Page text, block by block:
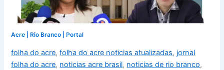
Acre Rio Branco Portal
folha do acre,folha do acre noticias atualizadas, jornal
folha do acre, noticias acre brasil, noticias de rio branco,